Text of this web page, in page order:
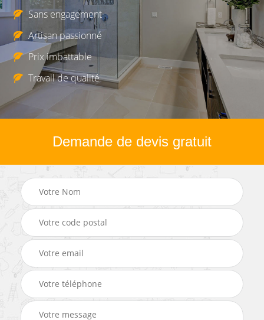
Sans engagement
Artisan passionné
Prix imbattable
Travail de qualité
Demande de devis gratuit